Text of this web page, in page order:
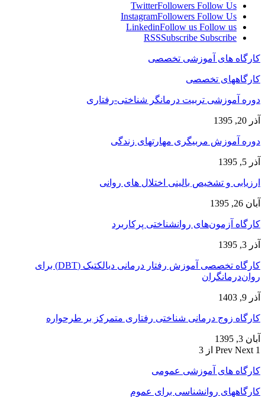
TwitterFollowers Follow Us
InstagramFollowers Follow Us
LinkedinFollow us Follow us
RSSSubscribe Subscribe
کارگاه های آموزشی تخصصی
کارگاههای تخصصی
دوره آموزشی تربیت درمانگر شناختی-رفتاری
آذر 20, 1395
دوره آموزش مربیگری مهارتهای زندگی
آذر 5, 1395
ارزیابی و تشخیص بالینی اختلال های روانی
آبان 26, 1395
کارگاه آزمون‌های روانشناختی پرکاربرد
آذر 3, 1395
کارگاه تخصصی آموزش رفتار درمانی دیالکتیک (DBT) برای
روان‌درمانگران
آذر 9, 1403
کارگاه زوج‌ درمانی شناختی رفتاری متمرکز بر طرحواره
آبان 3, 1395
Prev Next 1 از 3
کارگاه های آموزشی عمومی
کارگاههای روانشناسی برای عموم